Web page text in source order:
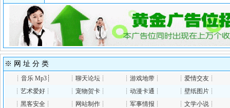
※ 网 址 分 类
┊ 音乐 Mp3 ┊ ┊ 聊天论坛 ┊ ┊ 游戏地带 ┊ ┊ 爱情交友 ┊
┊ 艺术爱好┊ ┊ 宠物贺卡 ┊ ┊ 动漫卡通 ┊ ┊ 壁纸图片 ┊
┊ 黑客安全 ┊ ┊ 网站制作 ┊ ┊ 军事情报 ┊ ┊ 文学小说 ┊